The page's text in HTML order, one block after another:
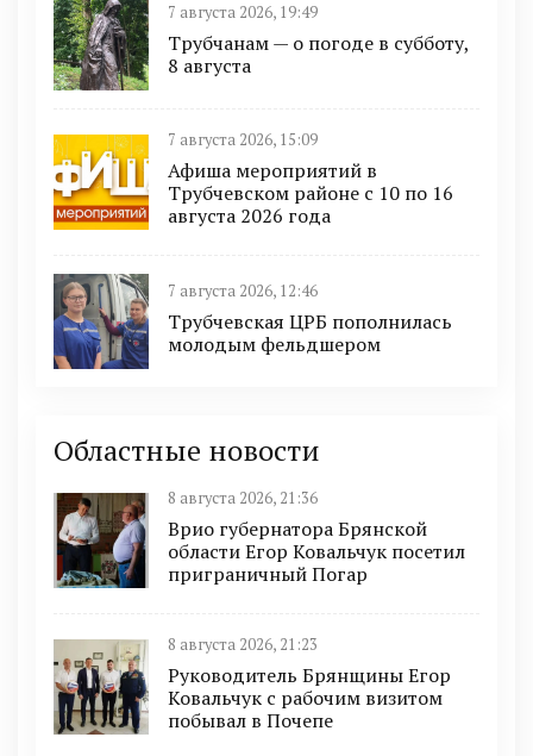
7 августа 2026, 19:49
Трубчанам — о погоде в субботу,
8 августа
7 августа 2026, 15:09
Афиша мероприятий в
Трубчевском районе с 10 по 16
августа 2026 года
7 августа 2026, 12:46
Трубчевская ЦРБ пополнилась
молодым фельдшером
Областные новости
8 августа 2026, 21:36
Врио губернатора Брянской
области Егор Ковальчук посетил
приграничный Погар
8 августа 2026, 21:23
Руководитель Брянщины Егор
Ковальчук с рабочим визитом
побывал в Почепе